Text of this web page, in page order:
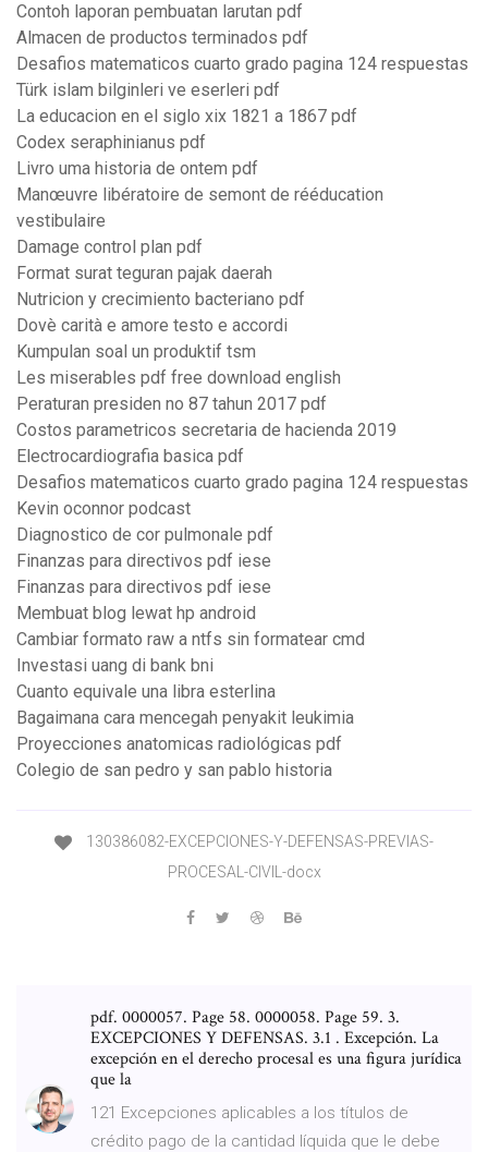
Contoh laporan pembuatan larutan pdf
Almacen de productos terminados pdf
Desafios matematicos cuarto grado pagina 124 respuestas
Türk islam bilginleri ve eserleri pdf
La educacion en el siglo xix 1821 a 1867 pdf
Codex seraphinianus pdf
Livro uma historia de ontem pdf
Manœuvre libératoire de semont de rééducation
vestibulaire
Damage control plan pdf
Format surat teguran pajak daerah
Nutricion y crecimiento bacteriano pdf
Dovè carità e amore testo e accordi
Kumpulan soal un produktif tsm
Les miserables pdf free download english
Peraturan presiden no 87 tahun 2017 pdf
Costos parametricos secretaria de hacienda 2019
Electrocardiografia basica pdf
Desafios matematicos cuarto grado pagina 124 respuestas
Kevin oconnor podcast
Diagnostico de cor pulmonale pdf
Finanzas para directivos pdf iese
Finanzas para directivos pdf iese
Membuat blog lewat hp android
Cambiar formato raw a ntfs sin formatear cmd
Investasi uang di bank bni
Cuanto equivale una libra esterlina
Bagaimana cara mencegah penyakit leukimia
Proyecciones anatomicas radiológicas pdf
Colegio de san pedro y san pablo historia
130386082-EXCEPCIONES-Y-DEFENSAS-PREVIAS-
PROCESAL-CIVIL-docx
pdf. 0000057. Page 58. 0000058. Page 59. 3.
EXCEPCIONES Y DEFENSAS. 3.1 . Excepción. La
excepción en el derecho procesal es una figura jurídica
que la
121 Excepciones aplicables a los títulos de
crédito pago de la cantidad líquida que le debe